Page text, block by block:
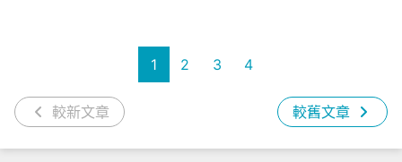
較新文章
1 2 3 4
較舊文章